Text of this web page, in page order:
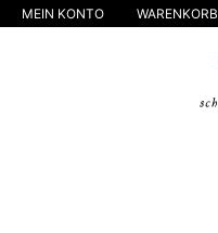
MEIN KONTO WARENKORB